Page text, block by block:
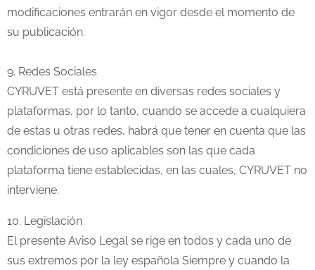
modificaciones entrarán en vigor desde el momento de
su publicación.
9. Redes Sociales
CYRUVET está presente en diversas redes sociales y
plataformas, por lo tanto, cuando se accede a cualquiera
de estas u otras redes, habrá que tener en cuenta que las
condiciones de uso aplicables son las que cada
plataforma tiene establecidas, en las cuales, CYRUVET no
interviene.
10. Legislación
El presente Aviso Legal se rige en todos y cada uno de
sus extremos por la ley española Siempre y cuando la